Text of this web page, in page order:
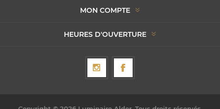
MON COMPTE
HEURES D'OUVERTURE